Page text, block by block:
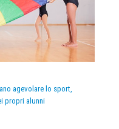
agevolare lo sport,
propri alunni